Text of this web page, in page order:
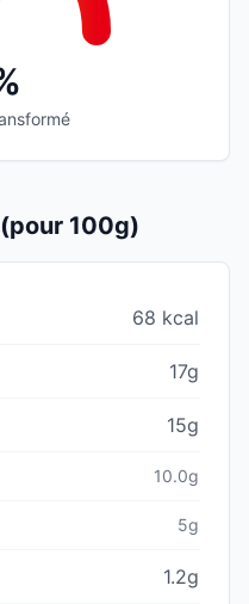
100g)
68 kcal
17g
15g
10.0g
5g
1.2g